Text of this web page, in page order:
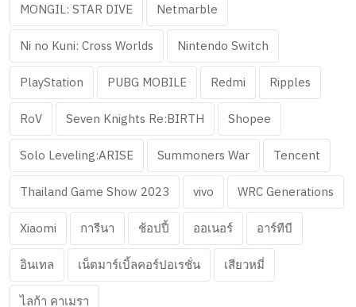
MONGIL: STAR DIVE Netmarble
Ni no Kuni: Cross Worlds Nintendo Switch
PlayStation PUBG MOBILE Redmi Ripples
RoV Seven Knights Re:BIRTH Shopee
Solo Leveling:ARISE Summoners War Tencent
Thailand Game Show 2023 vivo WRC Generations
Xiaomi การีนา ช้อปปี้ ออเนอร์ อาร์ทีบี
อินเทล เน็ตมาร์เบิ้ลคอร์ปอเรชั่น เสียวหมี่
ไลก้า คาเมรา